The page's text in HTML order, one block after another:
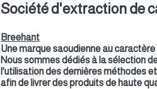
Société d'extraction de
Breehant
Une marque saoudienne au
Nous sommes dédiés à la sélection
l'utilisation des dernières méthodes
afin de livrer des produits de haute